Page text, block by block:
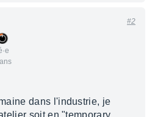
#2
dans l'industrie, je
soit en "temporary